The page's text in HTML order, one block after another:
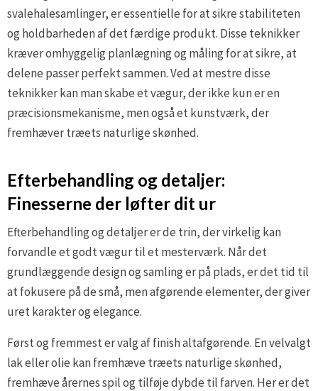
svalehalesamlinger, er essentielle for at sikre stabiliteten
og holdbarheden af det færdige produkt. Disse teknikker
kræver omhyggelig planlægning og måling for at sikre, at
delene passer perfekt sammen. Ved at mestre disse
teknikker kan man skabe et vægur, der ikke kun er en
præcisionsmekanisme, men også et kunstværk, der
fremhæver træets naturlige skønhed.
Efterbehandling og detaljer:
Finesserne der løfter dit ur
Efterbehandling og detaljer er de trin, der virkelig kan
forvandle et godt vægur til et mesterværk. Når det
grundlæggende design og samling er på plads, er det tid til
at fokusere på de små, men afgørende elementer, der giver
uret karakter og elegance.
Først og fremmest er valg af finish altafgørende. En velvalgt
lak eller olie kan fremhæve træets naturlige skønhed,
fremhæve årernes spil og tilføje dybde til farven. Her er det